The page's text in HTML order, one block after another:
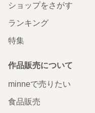
ショップをさがす
ランキング
特集
作品販売について
minneで売りたい
食品販売